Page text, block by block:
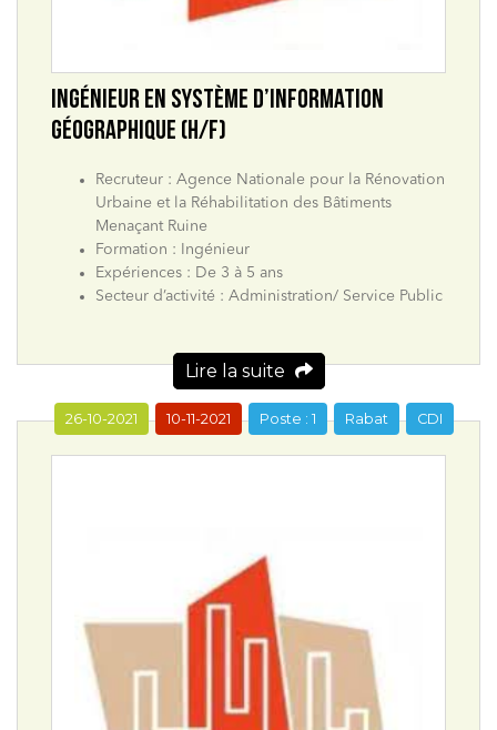
INGÉNIEUR EN SYSTÈME D’INFORMATION
GÉOGRAPHIQUE (H/F)
Recruteur : Agence Nationale pour la Rénovation
Urbaine et la Réhabilitation des Bâtiments
Menaçant Ruine
Formation : Ingénieur
Expériences : De 3 à 5 ans
Secteur d’activité : Administration/ Service Public
Lire la suite
CDI
Rabat
Poste : 1
10-11-2021
26-10-2021